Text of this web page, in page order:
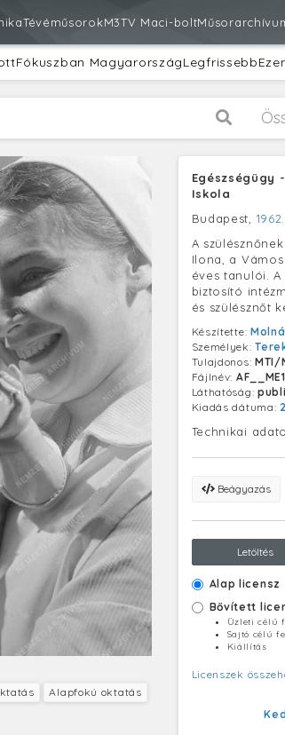
TévéműsorokM3TV Maci-bolt
Fókuszban MagyarországLegfrissebb
Alapfokú oktatás
Egészségügy
Iskola
Budapest,
A
Ilona, a
éves tanulói.
biztosító
és szülésznőt
Készítette:
Személyek:
Tulajdonos: MTI/
Fájlnév:
Láthatóság:
Kiadás dátuma:
Technikai
Beágyazás
Letöltés
Alap licensz
Bővített
Üzleti célú
Sajtó célú
Kiállítás
Licenszek